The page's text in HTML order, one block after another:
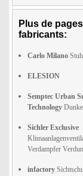
Plus de pages
fabricants:
Carlo Milano
ELESION
Semptec Urban
Technology
Sichler Exclusive
Verdampfer
infactory